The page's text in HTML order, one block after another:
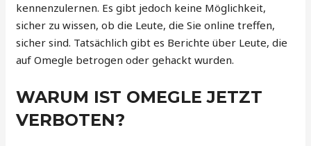
kennenzulernen. Es gibt jedoch keine Möglichkeit,
sicher zu wissen, ob die Leute, die Sie online treffen,
sicher sind. Tatsächlich gibt es Berichte über Leute, die
auf Omegle betrogen oder gehackt wurden.
WARUM IST OMEGLE JETZT
VERBOTEN?